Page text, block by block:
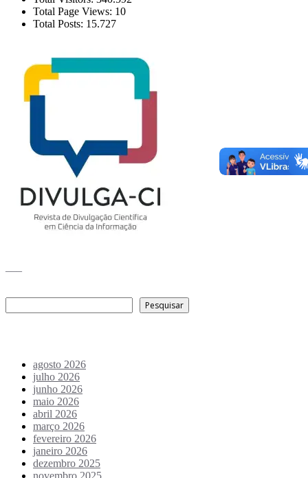
Total Page Views: 10
Total Posts: 15.727
Pesquisar
agosto 2026
julho 2026
junho 2026
maio 2026
abril 2026
março 2026
fevereiro 2026
janeiro 2026
dezembro 2025
novembro 2025